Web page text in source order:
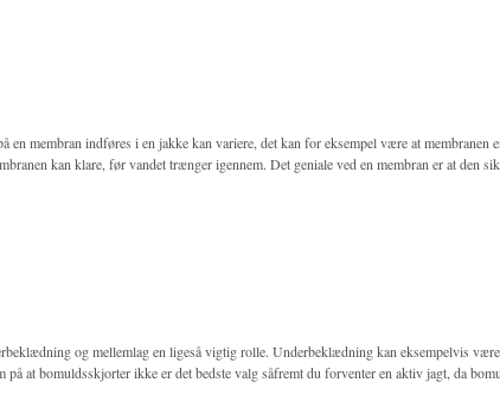
membran indføres i en jakke kan variere, det kan for eksempel være at membranen
kan klare, før vandet trænger igennem. Det geniale ved en membran er at den
og mellemlag en ligeså vigtig rolle. Underbeklædning kan eksempelvis
at bomuldsskjorter ikke er det bedste valg såfremt du forventer en aktiv jagt, da